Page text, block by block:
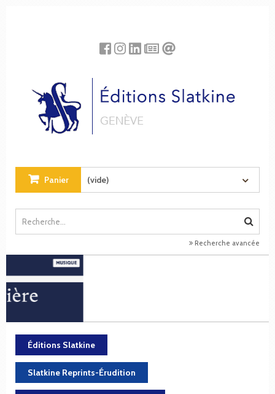
Panier (vide)
Recherche avancée
Éditions Slatkine
Slatkine Reprints-Érudition